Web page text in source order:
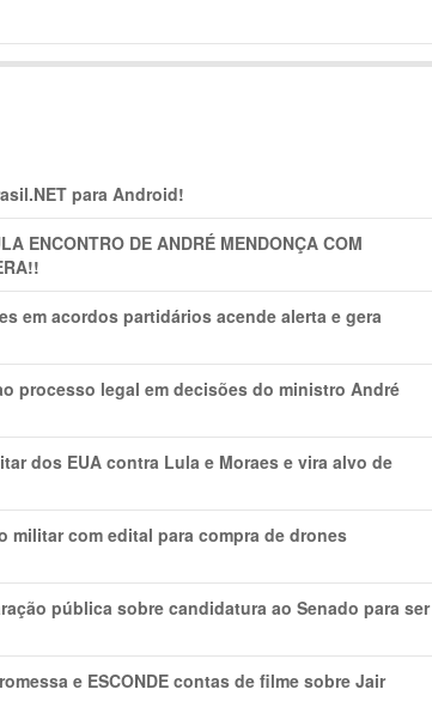
para Android!
ENCONTRO DE ANDRÉ MENDONÇA COM
em acordos partidários acende alerta e gera
processo legal em decisões do ministro André
dos EUA contra Lula e Moraes e vira alvo de
militar com edital para compra de drones
pública sobre candidatura ao Senado para ser
e ESCONDE contas de filme sobre Jair